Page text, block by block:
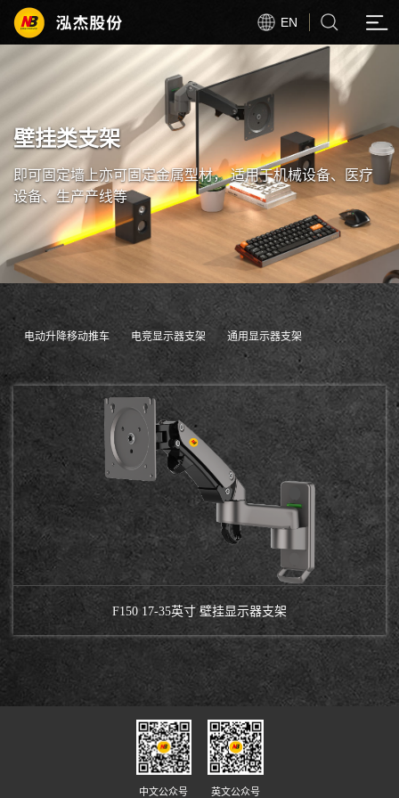
EN
壁挂类支架
即可固定墙上亦可固定金属型材， 适用于机械设备、医疗
设备、生产产线等
电动升降移动推车 电竞显示器支架 通用显示器支架
F150 17-35英寸 壁挂显示器支架
中文公众号 英文公众号